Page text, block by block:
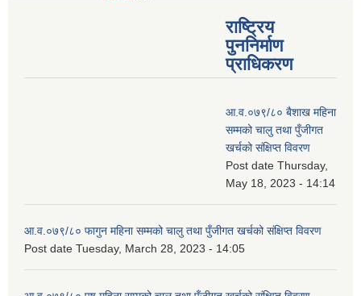
राष्ट्रिय
पुननिर्माण
प्राधिकरण
आ.व.०७९/८० बैशाख महिना
सम्मको चालु तथा पुँजीगत
खर्चको संक्षिप्त विवरण
Post date Thursday,
May 18, 2023 - 14:14
आ.व.०७९/८० फागुन महिना सम्मको चालु तथा पुँजीगत खर्चको संक्षिप्त विवरण
Post date Tuesday, March 28, 2023 - 14:05